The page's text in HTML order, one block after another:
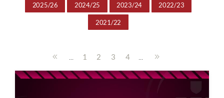
2025/26 2024/25 2023/24 2022/23
2021/22
... 1 2 3 4 ...